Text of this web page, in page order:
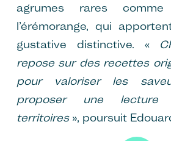
agrumes rares
l’érémorange, qui
gustative distinctive. «
repose sur des recettes
pour valoriser les
proposer une lecture
territoires», poursuit